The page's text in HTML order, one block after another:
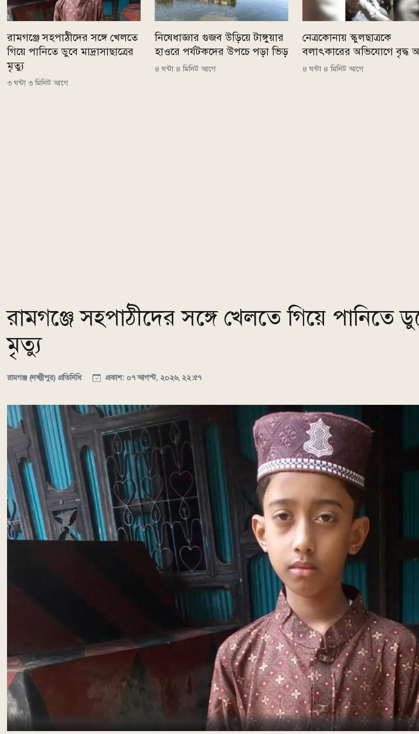
রামগঞ্জে সহপাঠীদের সঙ্গে খেলতে
গিয়ে পানিতে ডুবে মাদ্রাসাছাত্রের
মৃত্যু
৩ ঘন্টা ৩ মিনিট আগে
নিষেধাজ্ঞার গুজব উড়িয়ে টাঙ্গুয়ার
হাওরে পর্যটকদের উপচে পড়া ভিড়
৪ ঘন্টা ৪ মিনিট আগে
নেত্রকোনায় স্কুলছাত্রকে
বলাৎকারের অভিযোগে বৃদ্ধ
৪ ঘন্টা ৪ মিনিট আগে
রামগঞ্জে সহপাঠীদের সঙ্গে খেলতে গিয়ে পানিতে
মৃত্যু
রামগঞ্জ (লক্ষ্মীপুর) প্রতিনিধি প্রকাশ: ০৭ আগস্ট, ২০২৬, ২২:৫৭